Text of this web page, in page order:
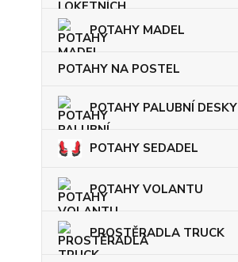
POTAHY MADEL
POTAHY NA POSTEL
POTAHY PALUBNÍ DESKY
POTAHY SEDADEL
POTAHY VOLANTU
PROSTĚRADLA TRUCK